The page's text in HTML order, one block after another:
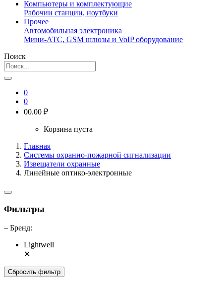
Компьютеры и комплектующие
Рабочии станции, ноутбуки
Прочее
Автомобильная электроника
Мини-АТС, GSM шлюзы и VoIP оборудование
Поиск
0
0
00.00 ₽
Корзина пуста
Главная
Системы охранно-пожарной сигнализации
Извещатели охранные
Линейные оптико-электронные
Фильтры
– Бренд:
Lightwell
✕
Сбросить фильтр